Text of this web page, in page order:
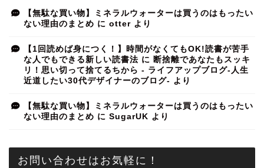
【無駄な買い物】ミネラルウォーターは買うのはもったい
ない理由のまとめ に otter より
【1回読めば身につく！】時間がなくてもOK!読書が苦手
な人でもできる新しい読書法 に 断捨離であなたもスッキ
リ！思い切って捨てるちから - ライフアップブログ-人生
近道したい30代デザイナーのブログ- より
【無駄な買い物】ミネラルウォーターは買うのはもったい
ない理由のまとめ に SugarUK より
お問い合わせはお気軽に！